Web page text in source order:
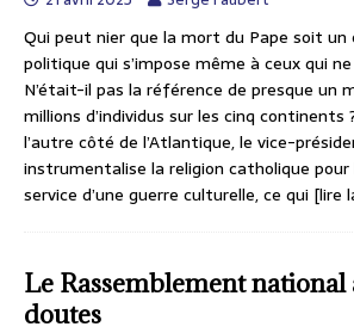
Qui peut nier que la mort du Pape soit un
politique qui s’impose même à ceux qui
N’était-il pas la référence de presque un
millions d’individus sur les cinq
l’autre côté de l’Atlantique, le vice-
instrumentalise la religion catholique
service d’une guerre culturelle, ce qui [lire
Le Rassemblement national
doutes